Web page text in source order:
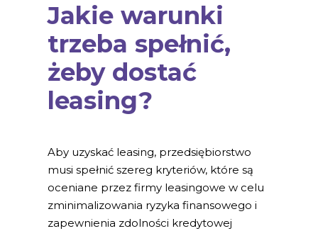
Jakie warunki
trzeba spełnić,
żeby dostać
leasing?
Aby uzyskać leasing, przedsiębiorstwo
musi spełnić szereg kryteriów, które są
oceniane przez firmy leasingowe w celu
zminimalizowania ryzyka finansowego i
zapewnienia zdolności kredytowej